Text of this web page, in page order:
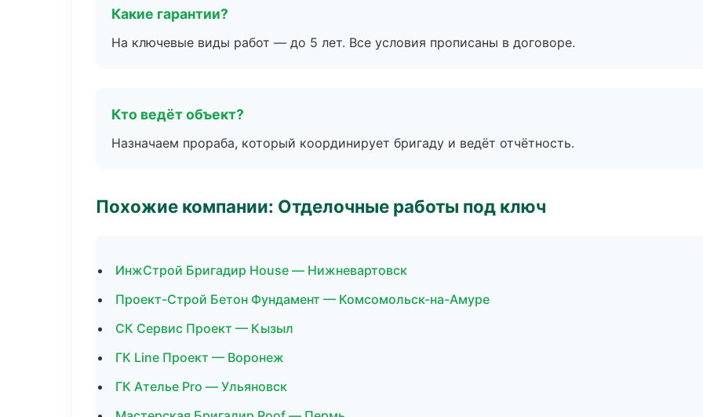
Какие гарантии?
На ключевые виды работ — до 5 лет. Все условия прописаны в договоре.
Кто ведёт объект?
Назначаем прораба, который координирует бригаду и ведёт отчётность.
Похожие компании: Отделочные работы под ключ
ИнжСтрой Бригадир House — Нижневартовск
Проект-Строй Бетон Фундамент — Комсомольск-на-Амуре
СК Сервис Проект — Кызыл
ГК Line Проект — Воронеж
ГК Ателье Pro — Ульяновск